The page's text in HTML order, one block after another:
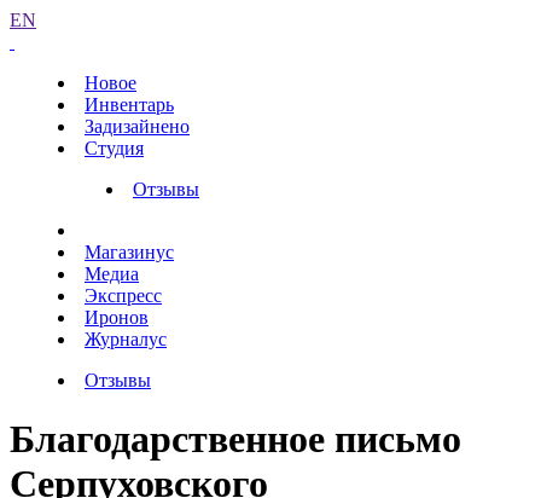
EN
Новое
Инвентарь
Задизайнено
Студия
Отзывы
Магазинус
Медиа
Экспресс
Иронов
Журналус
Отзывы
Благодарственное письмо
Серпуховского